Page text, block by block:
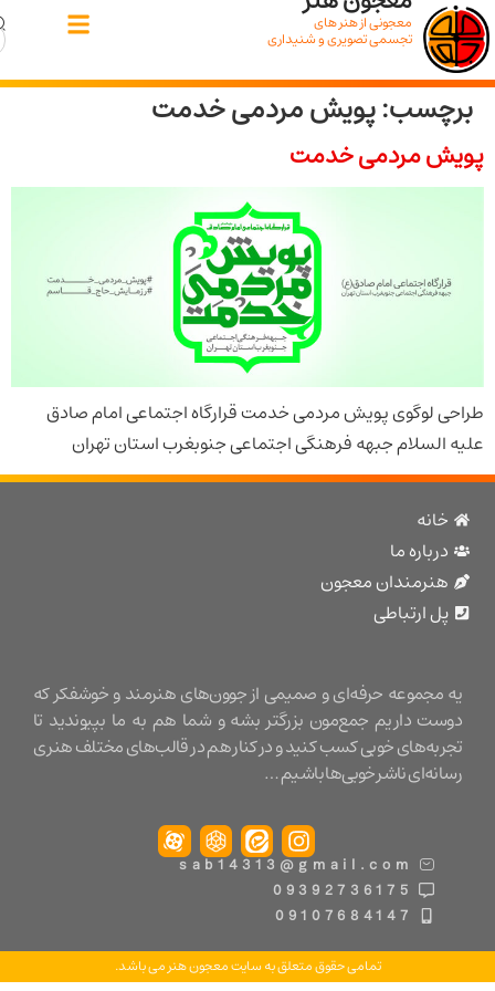
معجونی از هنر های
تجسمی تصویری و شنیداری
پویش مردمی خدمت
مردمی خدمت
پویش مردمی خدمت قرارگاه اجتماعی امام صادق
جبهه فرهنگی اجتماعی جنوبغرب استان تهران
ما
معجون
ارتباطی
حرفه‌ای و صمیمی از جوون‌های هنرمند و خوشفکر که
داریم جمع‌مون بزرگتر بشه و شما هم به ما بپیوندید تا
خوبی کسب کنید و در کنار هم در قالب‌های مختلف هنری
ناشر خوبی‌ها باشیم …
sab14313@gmail.com
09392736175
09107684147
تمامی حقوق متعلق به سایت معجون هنر می باشد.